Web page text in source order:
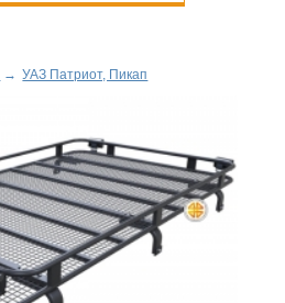
→ УАЗ Патриот, Пикап